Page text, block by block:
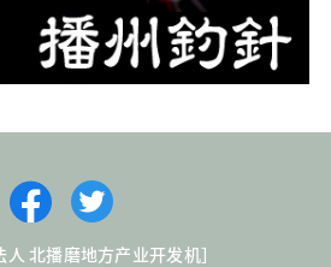
人 北播磨地方产业开发机］